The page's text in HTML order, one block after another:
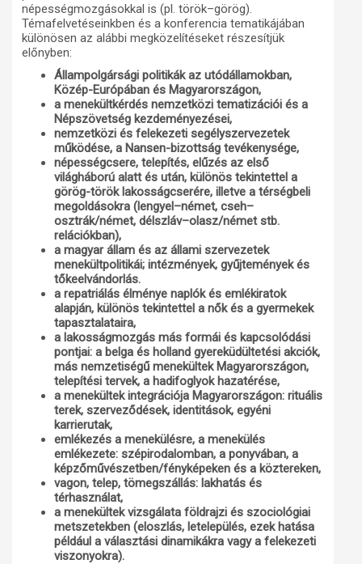
népességmozgásokkal is (pl. török–görög).
Témafelvetéseinkben és a konferencia tematikájában
különösen az alábbi megközelítéseket részesítjük
előnyben:
Állampolgársági politikák az utódállamokban,
Közép-Európában és Magyarországon,
a menekültkérdés nemzetközi tematizációi és a
Népszövetség kezdeményezései,
nemzetközi és felekezeti segélyszervezetek
működése, a Nansen-bizottság tevékenysége,
népességcsere, telepítés, elűzés az első
világháború alatt és után, különös tekintettel a
görög-török lakosságcserére, illetve a térségbeli
megoldásokra (lengyel–német, cseh–
osztrák/német, délszláv–olasz/német stb.
relációkban),
a magyar állam és az állami szervezetek
menekültpolitikái; intézmények, gyűjtemények és
tőkeelvándorlás.
a repatriálás élménye naplók és emlékiratok
alapján, különös tekintettel a nők és a gyermekek
tapasztalataira,
a lakosságmozgás más formái és kapcsolódási
pontjai: a belga és holland gyereküdültetési akciók,
más nemzetiségű menekültek Magyarországon,
telepítési tervek, a hadifoglyok hazatérése,
a menekültek integrációja Magyarországon: rituális
terek, szerveződések, identitások, egyéni
karrierutak,
emlékezés a menekülésre, a menekülés
emlékezete: szépirodalomban, a ponyvában, a
képzőművészetben/fényképeken és a köztereken,
vagon, telep, tömegszállás: lakhatás és
térhasználat,
a menekültek vizsgálata földrajzi és szociológiai
metszetekben (eloszlás, letelepülés, ezek hatása
például a választási dinamikákra vagy a felekezeti
viszonyokra).